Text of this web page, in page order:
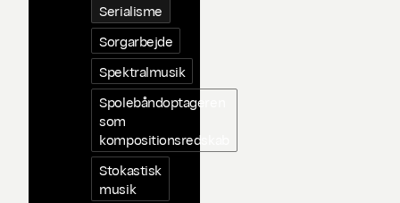
Serialisme
Sorgarbejde
Spektralmusik
Spolebåndoptageren
som
kompositionsredskab
Stokastisk
musik